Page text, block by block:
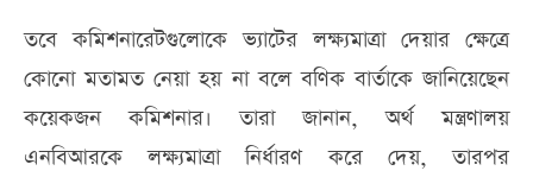
তবে কমিশনারেটগুলোকে ভ্যাটের লক্ষ্যমাত্রা দেয়ার ক্ষেত্রে
কোনো মতামত নেয়া হয় না বলে বণিক বার্তাকে জানিয়েছেন
কয়েকজন কমিশনার। তারা জানান, অর্থ মন্ত্রণালয়
এনবিআরকে লক্ষ্যমাত্রা নির্ধারণ করে দেয়, তারপর